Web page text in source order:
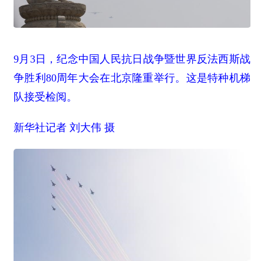
9月3日，纪念中国人民抗日战争暨世界反法西斯战
争胜利80周年大会在北京隆重举行。这是特种机梯
队接受检阅。
新华社记者 刘大伟 摄